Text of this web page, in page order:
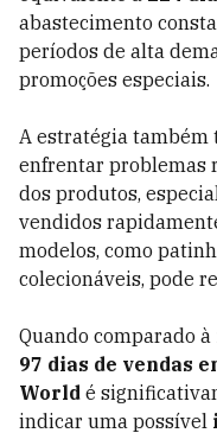
abastecimento
períodos de alta
promoções especiais.
A estratégia também
enfrentar problemas
dos produtos,
vendidos
modelos, como
colecionáveis, pode
Quando comparado à
97 dias de vendas
World é
indicar uma possível